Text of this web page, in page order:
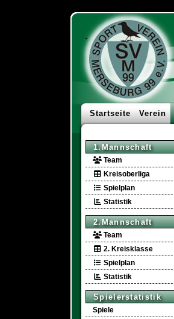
Startseite Verein
1.Mannschaft
Team
Kreisoberliga
Spielplan
Statistik
2.Mannschaft
Team
2. Kreisklasse
Spielplan
Statistik
Spielerstatistik
Spiele